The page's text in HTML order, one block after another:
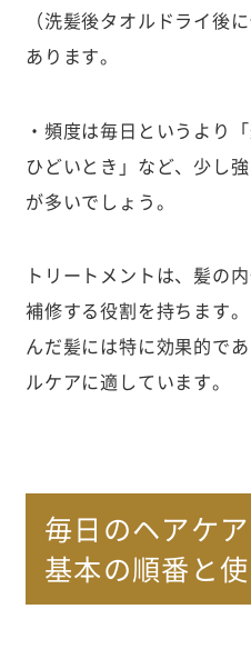
（洗髪後タオルドライ後
あります。
・頻度は毎日というより
ひどいとき」など、少し
が多いでしょう。
トリートメントは、髪の
補修する役割を持ちます
んだ髪には特に効果的で
ルケアに適しています。
毎日のヘアケ
基本の順番と